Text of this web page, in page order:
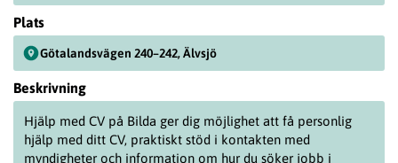
Plats
Götalandsvägen 240–242, Älvsjö
Beskrivning
Hjälp med CV på Bilda ger dig möjlighet att få personlig
hjälp med ditt CV, praktiskt stöd i kontakten med
myndigheter och information om hur du söker jobb i